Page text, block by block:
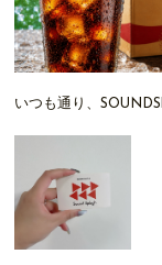
いつも通り、